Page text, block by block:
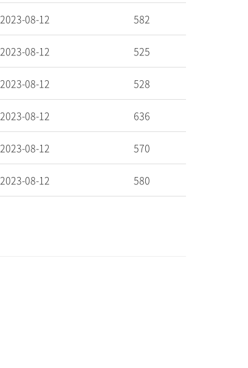
2023-08-12 582
2023-08-12 525
2023-08-12 528
2023-08-12 636
2023-08-12 570
2023-08-12 580